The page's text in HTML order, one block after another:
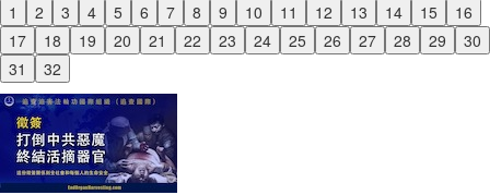
1 2 3 4 5 6 7 8 9 10 11 12 13 14 15
16
17
18 19 20 21 22 23 24 25 26 27 28 29
30
31
32
Previous
Next